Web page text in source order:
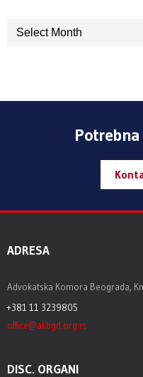
ARHIVA
ADRESA
Advokatska Komora Beograda,
+381 11 3239805
office@akbgd.org.rs
DISC. ORGANI